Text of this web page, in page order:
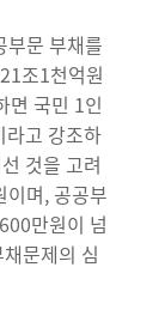
부문 부채를
조1천억원
면 국민 1인
고 강조하
것을 고려
며, 공공부
만원이 넘
문제의 심